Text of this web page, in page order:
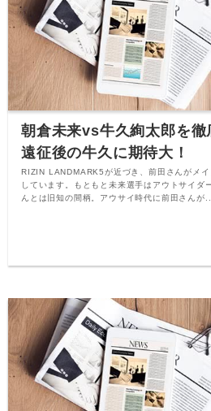
朝倉未来vs牛久絢太郎を徹
遠征後の牛久に期待大！
RIZIN LANDMARK5が近づき、前田さんがメ
しています。もともと未来選手はアウトサイダ
んとは旧知の間柄。アウサイ時代に前田さんが